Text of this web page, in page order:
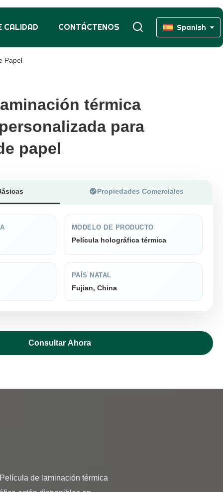
CALIDAD CONTÁCTENOS Spanish
Papel
térmica
para
papel
térmica
para
papel
Propiedades Comerciales
MODELO DE PRODUCTO
Película holográfica térmica
PAÍS NATAL
Fujian, China
Consultar Ahora